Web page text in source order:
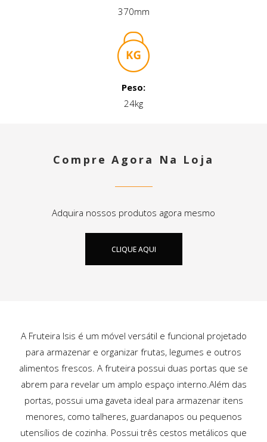
370mm
Peso:
24kg
Compre Agora Na Loja
Adquira nossos produtos agora mesmo
CLIQUE AQUI
A Fruteira Isis é um móvel versátil e funcional projetado
para armazenar e organizar frutas, legumes e outros
alimentos frescos. A fruteira possui duas portas que se
abrem para revelar um amplo espaço interno.Além das
portas, possui uma gaveta ideal para armazenar itens
menores, como talheres, guardanapos ou pequenos
utensílios de cozinha. Possui três cestos metálicos que